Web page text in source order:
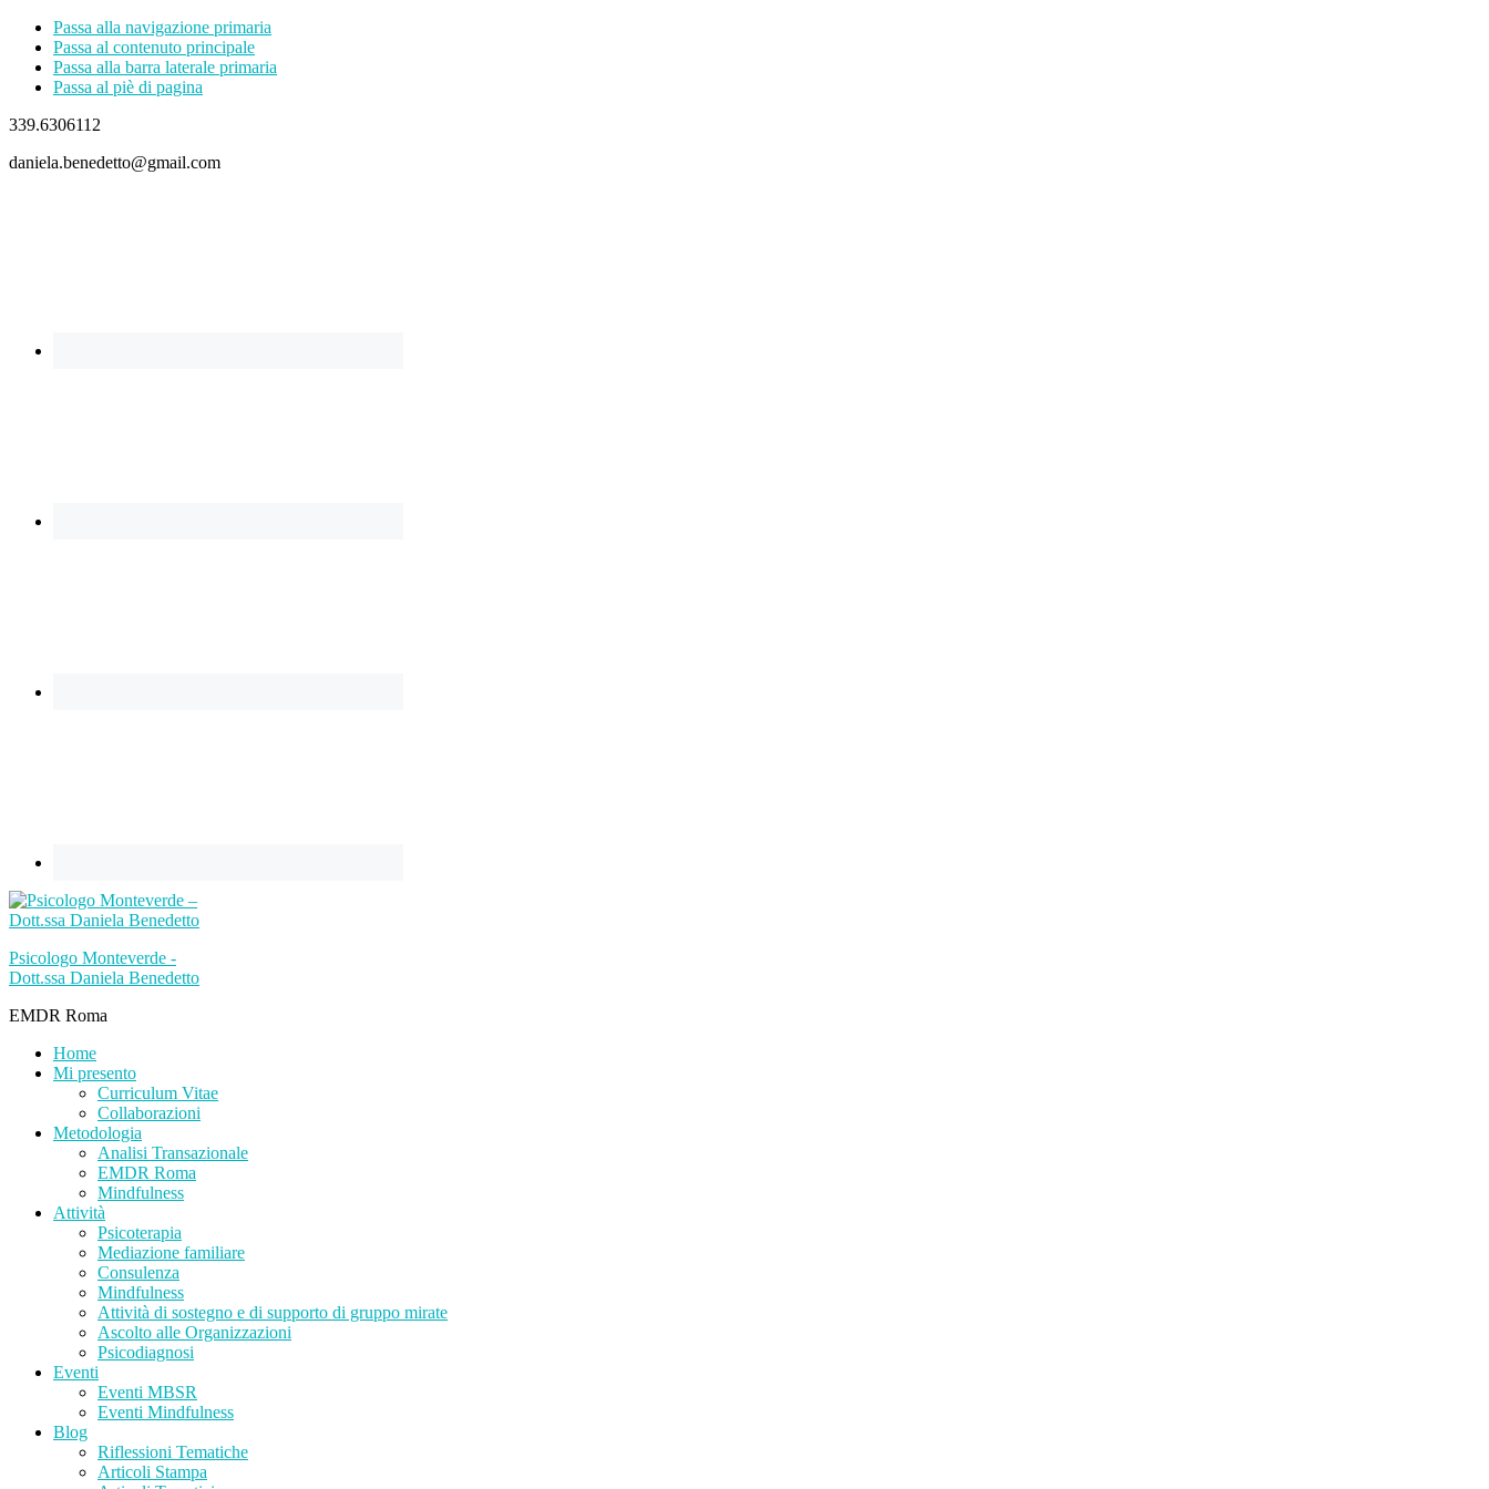
Passa alla navigazione primaria
Passa al contenuto principale
Passa alla barra laterale primaria
Passa al piè di pagina
339.6306112
daniela.benedetto@gmail.com
Psicologo Monteverde -
Dott.ssa Daniela Benedetto
EMDR Roma
Home
Mi presento
Curriculum Vitae
Collaborazioni
Metodologia
Analisi Transazionale
EMDR Roma
Mindfulness
Attività
Psicoterapia
Mediazione familiare
Consulenza
Mindfulness
Attività di sostegno e di supporto di gruppo mirate
Ascolto alle Organizzazioni
Psicodiagnosi
Eventi
Eventi MBSR
Eventi Mindfulness
Blog
Riflessioni Tematiche
Articoli Stampa